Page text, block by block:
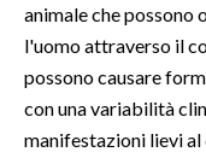
animale che possono
l'uomo attraverso il
possono causare
con una variabilità
manifestazioni lievi al